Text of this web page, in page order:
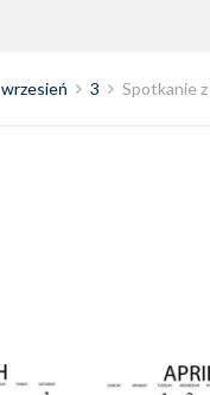
wrzesień 3 Spotkanie